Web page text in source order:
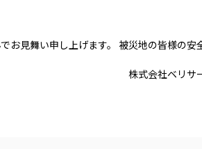
お見舞い申し上げます。 被災地の皆様の安
株式会社ベリサ